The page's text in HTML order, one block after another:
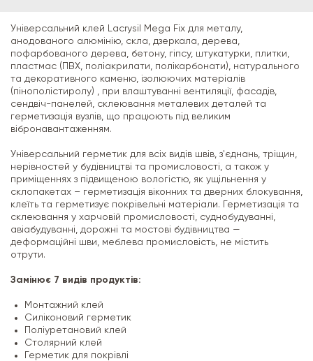
Універсальний клей Lacrysil Mega Fix для металу,
анодованого алюмінію, скла, дзеркала, дерева,
пофарбованого дерева, бетону, гіпсу, штукатурки, плитки,
пластмас (ПВХ, поліакрилати, полікарбонати), натурального
та декоративного каменю, ізолюючих матеріалів
(пінополістиролу) , при влаштуванні вентиляції, фасадів,
сендвіч-панелей, склеювання металевих деталей та
герметизація вузлів, що працюють під великим
вібронавантаженням.
Універсальний герметик для всіх видів швів, з'єднань, тріщин,
нерівностей у будівництві та промисловості, а також у
приміщеннях з підвищеною вологістю, як ущільнення у
склопакетах – герметизація віконних та дверних блокування,
клеїть та герметизує покрівельні матеріали. Герметизація та
склеювання у харчовій промисловості, суднобудуванні,
авіабудуванні, дорожні та мостові будівництва —
деформаційні шви, меблева промисловість, не містить
отрути.
Замінює 7 видів продуктів:
Монтажний клей
Силіконовий герметик
Поліуретановий клей
Столярний клей
Герметик для покрівлі